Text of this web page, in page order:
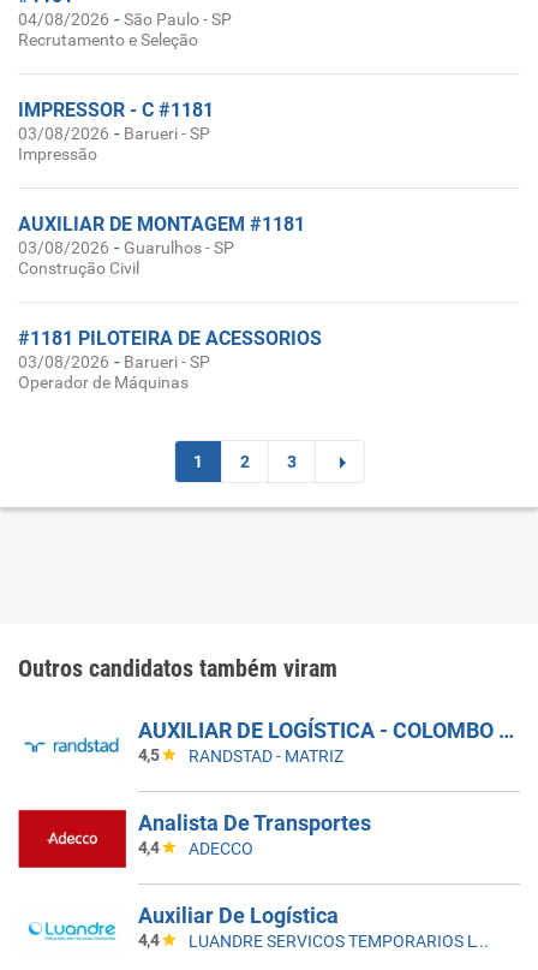
04/08/2026 -São Paulo - SP
Recrutamento e Seleção
IMPRESSOR - C #1181
03/08/2026 - Barueri - SP
Impressão
AUXILIAR DE MONTAGEM #1181
03/08/2026 - Guarulhos - SP
Construção Civil
#1181 PILOTEIRA DE ACESSORIOS
03/08/2026 - Barueri - SP
Operador de Máquinas
1 2 3
Outros candidatos também viram
AUXILIAR DE LOGÍSTICA - COLOMBO - PR
4,5 RANDSTAD - MATRIZ
Analista De Transportes
4,4 ADECCO
Auxiliar De Logística
4,4 LUANDRE SERVICOS TEMPORARIOS LTDA. (C-I)